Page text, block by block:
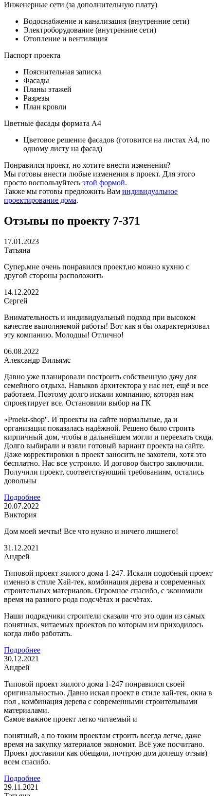
Инженерные сети (за дополнительную плату)
Водоснабжение и канализация (внутренние сети)
Электроборудование (внутренние сети)
Отопление и вентиляция
Паспорт проекта
Пояснительная записка
Фасады
Планы этажей
Разрезы
План кровли
Цветные фасады формата А4
Цветовое решение фасадов (готовится на листах А4, по
одному листу на фасад)
Понравился проект, но хотите внести изменения?
Мы готовы внести любые изменения в проект. Для этого
просто воспользуйтесь этой формой.
Также мы готовы предложить Вам индивидуальное
проектирование дома.
Отзывы по проекту 7-371
17.01.2023
Татьяна
Супер,мне очень понравился проект,но можно кухню с
другой стороны расположить
14.12.2022
Сергей
Внимательность и индивидуальный подход при высоком
качестве выполняемой работы! Вот как я бы охарактеризовал
эту компанию. Молодцы! Отлично!
06.08.2022
Александр Вильямс
Давно уже планировали построить собственную дачу для
семейного отдыха. Навыков архитектора у нас нет, ещё и все
работаем. Поэтому долго искали компанию, которая нам
спроектирует все. Остановили выбор на ГК
«Proekt-shop''. И проекты на сайте нормальные, да и
организация показалась надёжной. Решено было строить
кирпичный дом, чтобы в дальнейшем могли и переехать сюда.
Долго выбирали и взяли готовый вариант проекта на сайте.
Даже корректировки в проект заносить не захотели, хотя это
бесплатно. Нас все устроило. И договор быстро заключили.
Получили проект, соответствующий требованиям, остались
довольны
Подробнее
20.07.2022
Виктория
Дом моей мечты! Все что нужно и ничего лишнего!
31.12.2021
Андрей
Типовой проект жилого дома 1-247. Искали подобный проект
именно в стиле Хай-тек, комбинация дерева и современных
строительных материалов. Огромное спасибо, с экономили
время на разного рода подсчётах и расчётах.
Наши подрядчики строители сказали что это один из самых
понятных, читаемых проектов по которым им приходилось
когда либо работать.
Подробнее
30.12.2021
Андрей
Типовой проект жилого дома 1-247 понравился своей
оригинальностью. Давно искал проект в стиле хай-тек, окна в
пол , комбинация дерева с современными строительными
материалами.
Самое важное проект легко читаемый и
понятный, а по токим проектам строить всегда легче, даже
время на закупку материалов экономит. Всё уже посчитано.
Проект доставили как обещали, почтрою дом допешу отзыв)
всем спасибо.
Подробнее
29.11.2021